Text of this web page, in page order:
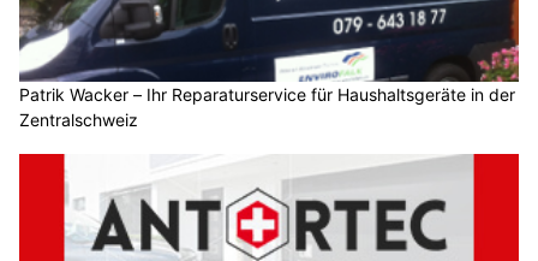
Patrik Wacker – Ihr Reparaturservice für Haushaltsgeräte in der
Zentralschweiz